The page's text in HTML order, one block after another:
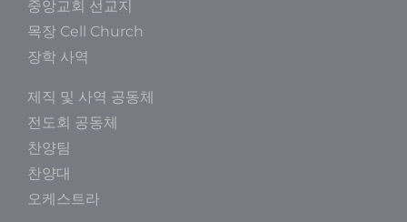
중앙교회 선교지
목장 Cell Church
장학 사역
제직 및 사역 공동체
전도회 공동체
찬양팀
찬양대
오케스트라